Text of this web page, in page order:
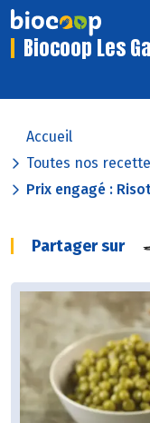
Biocoop Les
Accueil
Toutes nos
Prix engagé :
Partager sur